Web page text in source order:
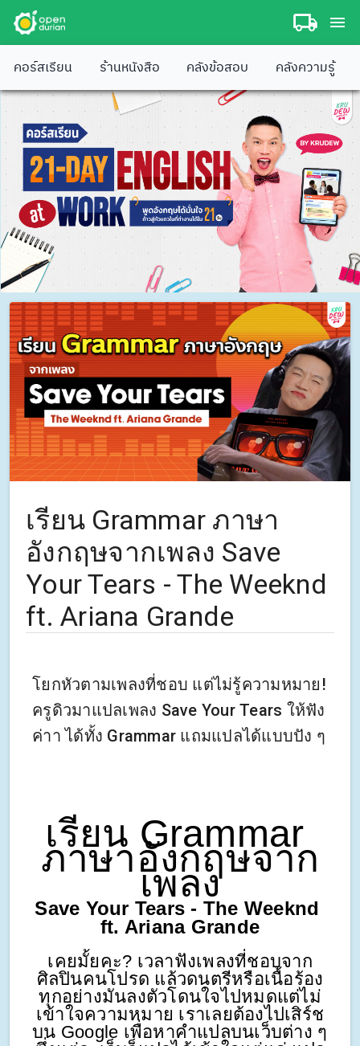
คอร์สเรียน ร้านหนังสือ คลังข้อสอบ คลังความรู้
เรียน Grammar ภาษา
อังกฤษจากเพลง Save
Your Tears - The Weeknd
ft. Ariana Grande
โยกหัวตามเพลงที่ชอบ แต่ไม่รู้ความหมาย!
ครูดิวมาแปลเพลง Save Your Tears ให้ฟัง
ค่าา ได้ทั้ง Grammar แถมแปลได้แบบปัง ๆ
เรียน Grammar
ภาษาอังกฤษจาก
เพลง
Save Your Tears - The Weeknd
ft. Ariana Grande
เคยมั้ยคะ? เวลาฟังเพลงที่ชอบจาก
ศิลปินคนโปรด แล้วดนตรีหรือเนื้อร้อง
ทุกอย่างมันลงตัวโดนใจไปหมดแต่ไม่
เข้าใจความหมาย เราเลยต้องไปเสิร์ช
บน Google เพื่อหาคำแปลบนเว็บต่าง ๆ